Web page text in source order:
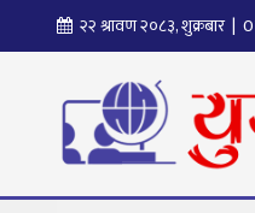
to
२२ श्रावण २०८३, शुक्रबार |